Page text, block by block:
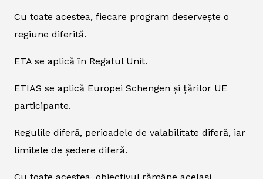
Cu toate acestea, fiecare program deservește o
regiune diferită.
ETA se aplică în Regatul Unit.
ETIAS se aplică Europei Schengen și țărilor UE
participante.
Regulile diferă, perioadele de valabilitate diferă, iar
limitele de ședere diferă.